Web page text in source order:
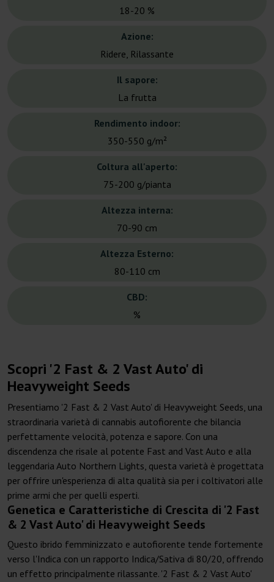
18-20 %
Azione:
Ridere, Rilassante
Il sapore:
La frutta
Rendimento indoor:
350-550 g/m²
Coltura all'aperto:
75-200 g/pianta
Altezza interna:
70-90 cm
Altezza Esterno:
80-110 cm
CBD:
%
Scopri '2 Fast & 2 Vast Auto' di
Heavyweight Seeds
Presentiamo '2 Fast & 2 Vast Auto' di Heavyweight Seeds, una
straordinaria varietà di cannabis autofiorente che bilancia
perfettamente velocità, potenza e sapore. Con una
discendenza che risale al potente Fast and Vast Auto e alla
leggendaria Auto Northern Lights, questa varietà è progettata
per offrire un'esperienza di alta qualità sia per i coltivatori alle
prime armi che per quelli esperti.
Genetica e Caratteristiche di Crescita di '2 Fast
& 2 Vast Auto' di Heavyweight Seeds
Questo ibrido femminizzato e autofiorente tende fortemente
verso l'Indica con un rapporto Indica/Sativa di 80/20, offrendo
un effetto principalmente rilassante. '2 Fast & 2 Vast Auto'